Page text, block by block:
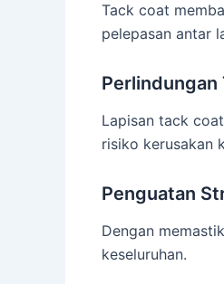
Tack coat
pelepasan antar
Perlindungan
Lapisan tack
risiko kerusakan
Penguatan
Dengan
keseluruhan.